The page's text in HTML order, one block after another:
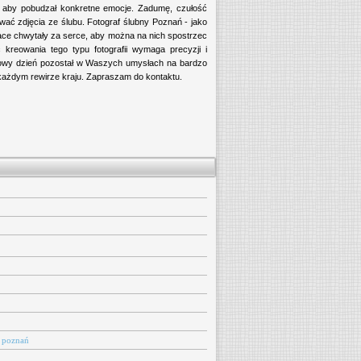
pobudzał konkretne emocje. Zadumę, czułość
zdjęcia ze ślubu. Fotograf ślubny Poznań - jako
chwytały za serce, aby można na nich spostrzec
kreowania tego typu fotografii wymaga precyzji i
dzień pozostał w Waszych umysłach na bardzo
rewirze kraju. Zapraszam do kontaktu.